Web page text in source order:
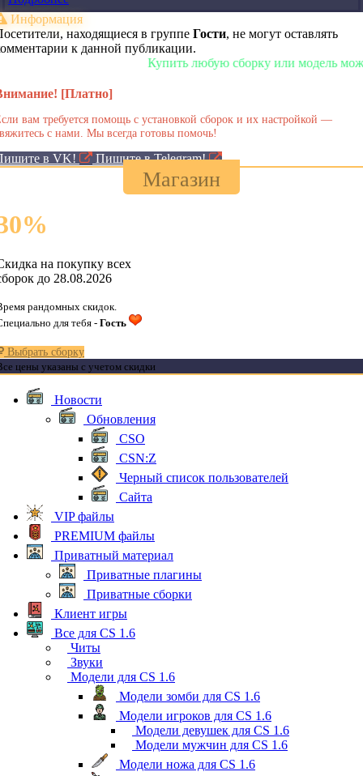
Информация
находящиеся в группе Гости, не могут оставлять
к данной публикации.
Купить любую сборку или модель можно
[Платно]
вам требуется помощь с установкой сборок и их настройкой —
с нами. Мы всегда готовы помочь!
в VK! Пишите в Telegram!
Магазин
%
на покупку всех
до 28.08.2026
рандомных скидок.
для тебя - Гость
Выбрать сборку
цены указаны с учетом скидки
Новости
Обновления
CSO
CSN:Z
Черный список пользователей
Сайта
VIP файлы
PREMIUM файлы
Приватный материал
Приватные плагины
Приватные сборки
Клиент игры
Все для CS 1.6
Читы
Звуки
Модели для CS 1.6
Модели зомби для CS 1.6
Модели игроков для CS 1.6
Модели девушек для CS 1.6
Модели мужчин для CS 1.6
Модели ножа для CS 1.6